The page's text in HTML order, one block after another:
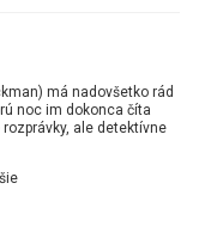
má nadovšetko rád
noc im dokonca číta
ale detektívne